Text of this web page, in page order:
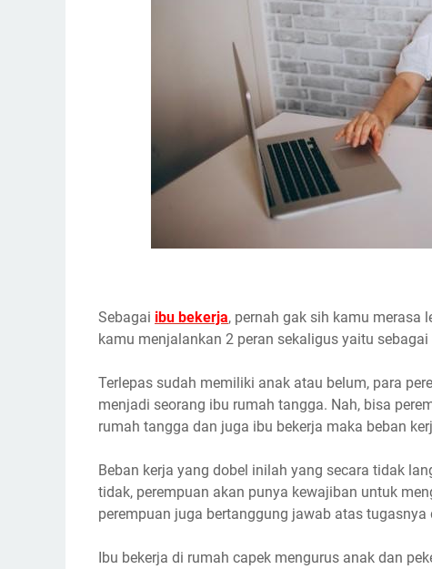
Sebagai ibu bekerja, pernah gak sih kamu merasa
kamu menjalankan 2 peran sekaligus yaitu
Terlepas sudah memiliki anak atau belum, para
menjadi seorang ibu rumah tangga. Nah, bisa
rumah tangga dan juga ibu bekerja maka beban
Beban kerja yang dobel inilah yang secara tidak
tidak, perempuan akan punya kewajiban untuk
perempuan juga bertanggung jawab atas tugasnya
Ibu bekerja di rumah capek mengurus anak dan